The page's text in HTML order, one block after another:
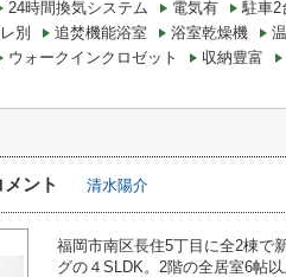
24時間換気システム 電気有 駐車2
別
追焚機能浴室 浴室乾燥機
ウォークインクロゼット 収納豊富
ント 清水陽介
福岡市南区長住5丁目に全2棟で
グの４SLDK。2階の全居室6帖